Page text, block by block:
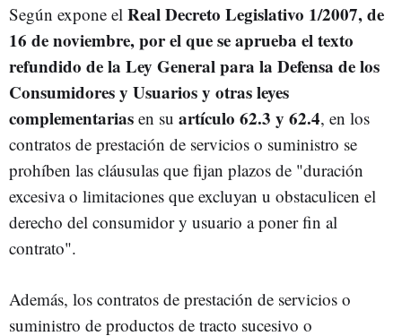
Según expone el Real Decreto Legislativo 1/2007, de
16 de noviembre, por el que se aprueba el texto
refundido de la Ley General para la Defensa de los
Consumidores y Usuarios y otras leyes
complementarias en su artículo 62.3 y 62.4, en los
contratos de prestación de servicios o suministro se
prohíben las cláusulas que fijan plazos de "duración
excesiva o limitaciones que excluyan u obstaculicen el
derecho del consumidor y usuario a poner fin al
contrato".
Además, los contratos de prestación de servicios o
suministro de productos de tracto sucesivo o